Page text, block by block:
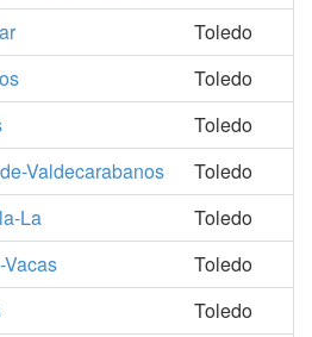
Toledo
Toledo
Toledo
Valdecarabanos
Toledo
La
Toledo
Toledo
Toledo